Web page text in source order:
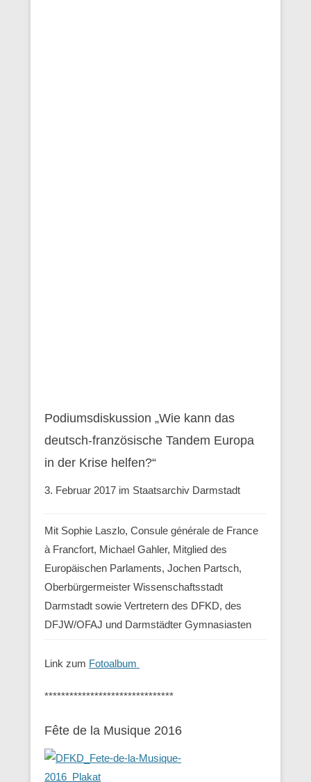
Podiumsdiskussion „Wie kann das
deutsch-französische Tandem Europa
in der Krise helfen?“
3. Februar 2017 im Staatsarchiv Darmstadt
Mit Sophie Laszlo, Consule générale de France
à Francfort, Michael Gahler, Mitglied des
Europäischen Parlaments, Jochen Partsch,
Oberbürgermeister Wissenschaftsstadt
Darmstadt sowie Vertretern des DFKD, des
DFJW/OFAJ und Darmstädter Gymnasiasten
Link zum Fotoalbum
*******************************
Fête de la Musique 2016